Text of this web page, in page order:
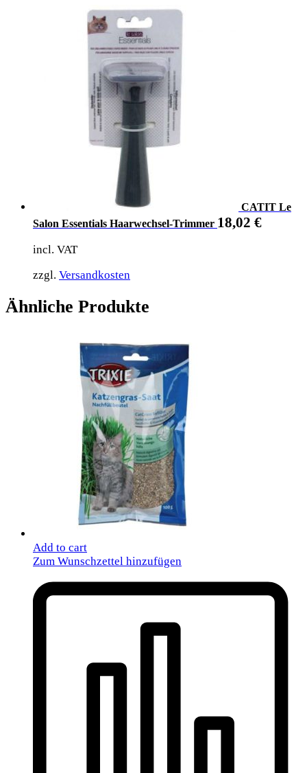
CATIT Le
Salon Essentials Haarwechsel-Trimmer 18,02 €
incl. VAT
zzgl. Versandkosten
Ähnliche Produkte
Add to cart
Zum Wunschzettel hinzufügen